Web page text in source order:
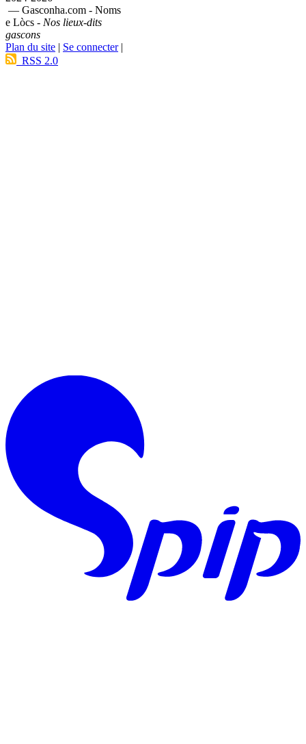
— Gasconha.com - Noms
e Lòcs - Nos lieux-dits
gascons
Plan du site | Se connecter|
RSS 2.0